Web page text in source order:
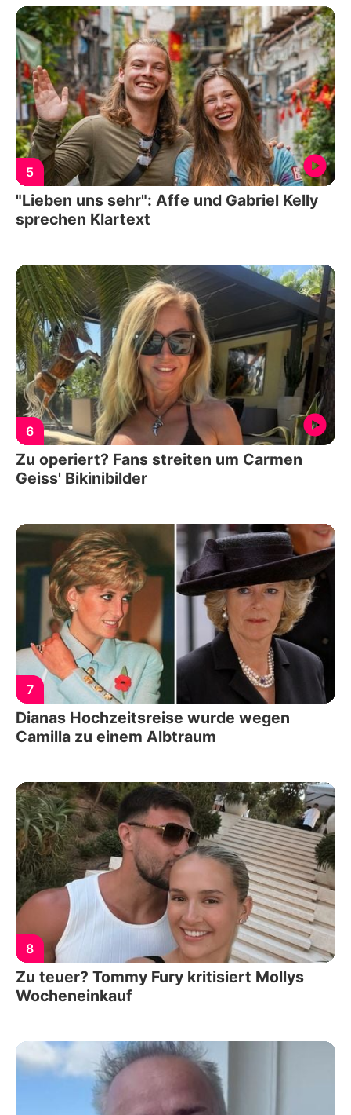
5
"Lieben uns sehr": Affe und Gabriel Kelly
sprechen Klartext
6
Zu operiert? Fans streiten um Carmen
Geiss' Bikinibilder
7
Dianas Hochzeitsreise wurde wegen
Camilla zu einem Albtraum
8
Zu teuer? Tommy Fury kritisiert Mollys
Wocheneinkauf